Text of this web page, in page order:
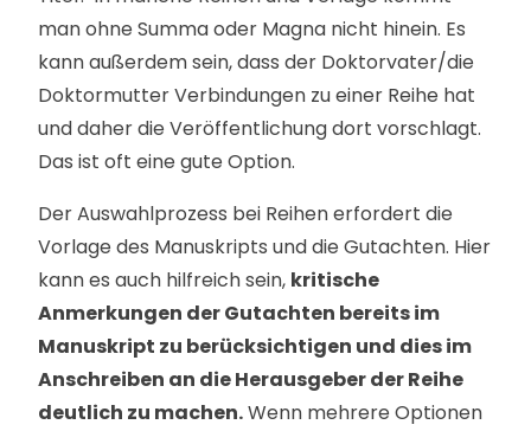
man ohne Summa oder Magna nicht hinein. Es
kann außerdem sein, dass der Doktorvater/die
Doktormutter Verbindungen zu einer Reihe hat
und daher die Veröffentlichung dort vorschlagt.
Das ist oft eine gute Option.
Der Auswahlprozess bei Reihen erfordert die
Vorlage des Manuskripts und die Gutachten. Hier
kann es auch hilfreich sein, kritische
Anmerkungen der Gutachten bereits im
Manuskript zu berücksichtigen und dies im
Anschreiben an die Herausgeber der Reihe
deutlich zu machen.Wenn mehrere Optionen